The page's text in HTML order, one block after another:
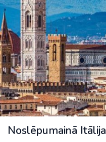
Noslēpumainā Itālija